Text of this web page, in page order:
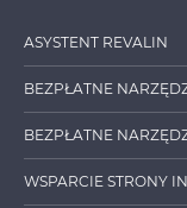
ASYSTENT REVALIN
BEZPŁATNE
BEZPŁATNE
WSPARCIE STRONY